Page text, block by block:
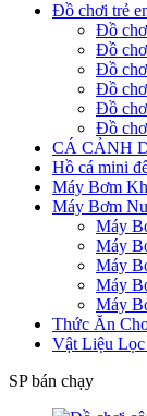
Đồ chơi trẻ
Đồ
Đồ
Đồ
Đồ
Đồ
Đồ
CÁ CẢNH
Hồ cá mini
Máy Bơm
Máy Bơm
Máy
Máy
Máy
Máy
Máy
Thức Ăn
Vật Liệu
SP bán chạy